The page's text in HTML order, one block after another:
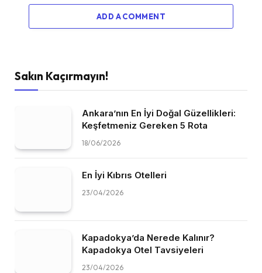
ADD A COMMENT
Sakın Kaçırmayın!
Ankara’nın En İyi Doğal Güzellikleri:
Keşfetmeniz Gereken 5 Rota
18/06/2026
En İyi Kıbrıs Otelleri
23/04/2026
Kapadokya’da Nerede Kalınır?
Kapadokya Otel Tavsiyeleri
23/04/2026